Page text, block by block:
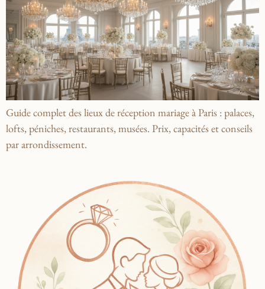
Guide complet des lieux de réception mariage à Paris : palaces,
lofts, péniches, restaurants, musées. Prix, capacités et conseils
par arrondissement.